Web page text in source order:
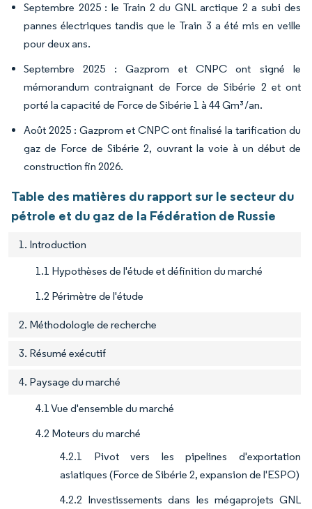
Septembre 2025 : le Train 2 du GNL arctique 2 a subi des
pannes électriques tandis que le Train 3 a été mis en veille
pour deux ans.
Septembre 2025 : Gazprom et CNPC ont signé le
mémorandum contraignant de Force de Sibérie 2 et ont
porté la capacité de Force de Sibérie 1 à 44 Gm³/an.
Août 2025 : Gazprom et CNPC ont finalisé la tarification du
gaz de Force de Sibérie 2, ouvrant la voie à un début de
construction fin 2026.
Table des matières du rapport sur le secteur du
pétrole et du gaz de la Fédération de Russie
1. Introduction
1.1 Hypothèses de l'étude et définition du marché
1.2 Périmètre de l'étude
2. Méthodologie de recherche
3. Résumé exécutif
4. Paysage du marché
4.1 Vue d'ensemble du marché
4.2 Moteurs du marché
4.2.1 Pivot vers les pipelines d'exportation
asiatiques (Force de Sibérie 2, expansion de l'ESPO)
4.2.2 Investissements dans les mégaprojets GNL